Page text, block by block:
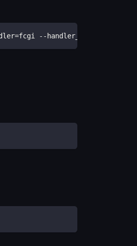
--handler_version=7.3